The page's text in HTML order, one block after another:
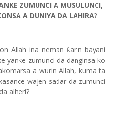
ZUMUNCI A MUSULUNCI,
A DUNIYA DA LAHIRA?
Allah ina neman ƙarin bayani
yanke zumunci da danginsa ko
a wurin Allah, kuma ta
wajen sadar da zumunci
alheri?